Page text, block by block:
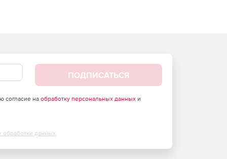
ПОДПИСАТЬСЯ
согласие на обработку персональных данныхи
обработки данных